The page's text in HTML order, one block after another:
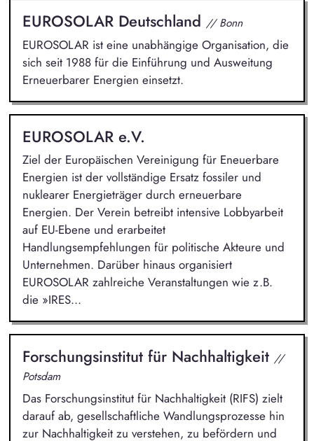
EUROSOLAR Deutschland // Bonn
EUROSOLAR ist eine unabhängige Organisation, die
sich seit 1988 für die Einführung und Ausweitung
Erneuerbarer Energien einsetzt.
EUROSOLAR e.V.
Ziel der Europäischen Vereinigung für Eneuerbare
Energien ist der vollständige Ersatz fossiler und
nuklearer Energieträger durch erneuerbare
Energien. Der Verein betreibt intensive Lobbyarbeit
auf EU-Ebene und erarbeitet
Handlungsempfehlungen für politische Akteure und
Unternehmen. Darüber hinaus organisiert
EUROSOLAR zahlreiche Veranstaltungen wie z.B.
die »IRES...
Forschungsinstitut für Nachhaltigkeit //
Potsdam
Das Forschungsinstitut für Nachhaltigkeit (RIFS) zielt
darauf ab, gesellschaftliche Wandlungsprozesse hin
zur Nachhaltigkeit zu verstehen, zu befördern und